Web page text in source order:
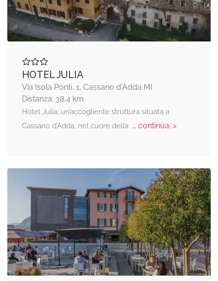
HOTEL JULIA
Via Isola Ponti, 1, Cassano d'Adda MI
Distanza: 38,4 km
Hotel Julia, un’accogliente struttura situata a
Cassano d’Adda, nel cuore della... continua: >